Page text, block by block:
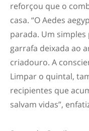
reforçou que o
casa. “OAedes
parada. Um
garrafa deixada ao
criadouro. A
Limpar o quintal,
recipientes que
salvam vidas”,